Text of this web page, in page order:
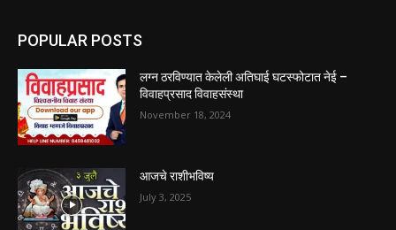
POPULAR POSTS
लग्न ठरविण्यात केलेली अतिघाई घटस्फोटात नेई –
विवाहप्रसाद विवाहसंस्था
November 18, 2024
आजचे राशीभविष्य
July 3, 2025